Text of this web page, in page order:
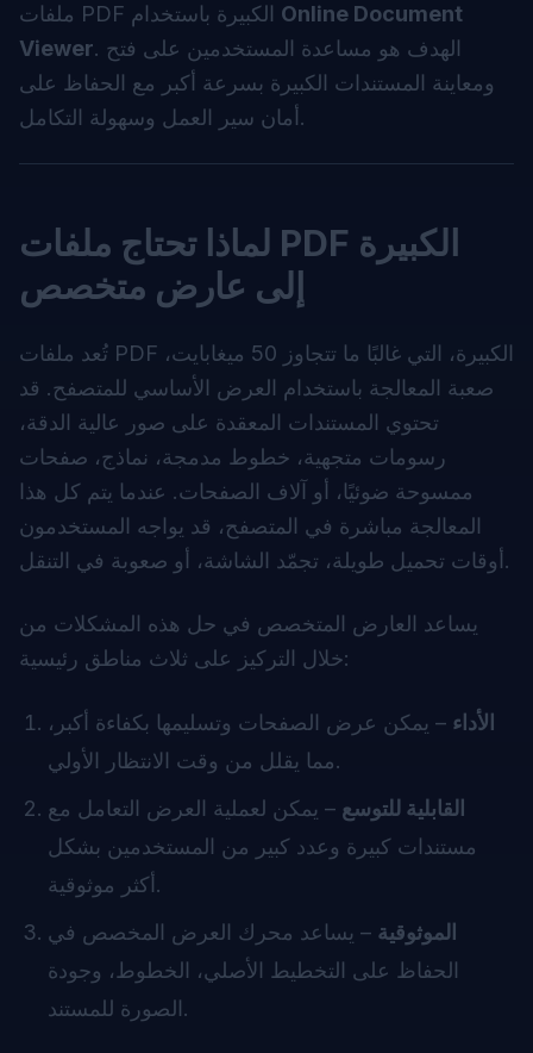
Online Document
Viewer. الهدف هو مساعدة المستخدمين على فتح
ومعاينة المستندات الكبيرة بسرعة أكبر مع الحفاظ على
أمان سير العمل وسهولة التكامل.
لماذا تحتاج ملفات PDF الكبيرة
إلى عارض متخصص
تُعد ملفات PDF الكبيرة، التي غالبًا ما تتجاوز 50 ميغابايت،
صعبة المعالجة باستخدام العرض الأساسي للمتصفح. قد
تحتوي المستندات المعقدة على صور عالية الدقة،
رسومات متجهية، خطوط مدمجة، نماذج، صفحات
ممسوحة ضوئيًا، أو آلاف الصفحات. عندما يتم كل هذا
المعالجة مباشرة في المتصفح، قد يواجه المستخدمون
أوقات تحميل طويلة، تجمّد الشاشة، أو صعوبة في التنقل.
يساعد العارض المتخصص في حل هذه المشكلات من
خلال التركيز على ثلاث مناطق رئيسية:
الأداء – يمكن عرض الصفحات وتسليمها بكفاءة أكبر،
مما يقلل من وقت الانتظار الأولي.
القابلية للتوسع – يمكن لعملية العرض التعامل مع
مستندات كبيرة وعدد كبير من المستخدمين بشكل
أكثر موثوقية.
الموثوقية – يساعد محرك العرض المخصص في
الحفاظ على التخطيط الأصلي، الخطوط، وجودة
الصورة للمستند.